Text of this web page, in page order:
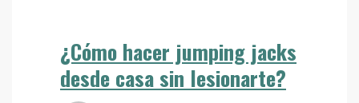
¿Cómo hacer jumping jacks
desde casa sin lesionarte?